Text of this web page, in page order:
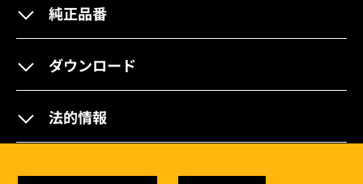
純正品番
ダウンロード
法的情報